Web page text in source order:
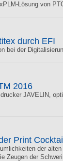
Lösung von
durch EFI
bei der
2016
JAVELIN,
Print
der
Zeugen der